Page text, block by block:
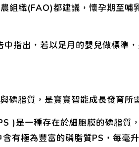
組織(FAO)都建議，懷孕期至
指出，若以足月的嬰兒做標準
磷脂質，是寶寶智能成長發育所
是一種存在於細胞膜的磷脂質
有極為豐富的磷脂質PS，每毫